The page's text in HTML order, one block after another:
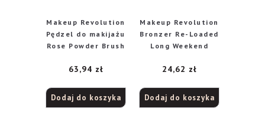
Makeup Revolution
Pędzel do makijażu
Rose Powder Brush
63,94 zł
Dodaj do koszyka
Makeup Revolution
Bronzer Re-Loaded
Long Weekend
24,62 zł
Dodaj do koszyka